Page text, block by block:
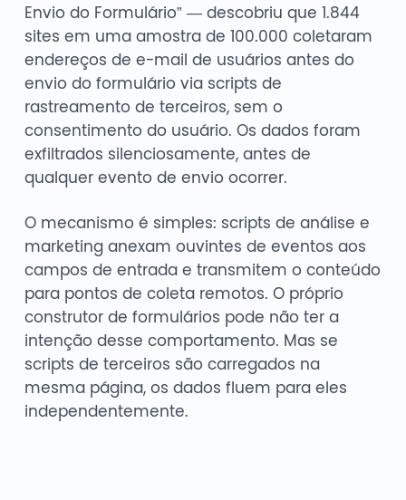
Envio do Formulário” — descobriu que 1.844
sites em uma amostra de 100.000 coletaram
endereços de e-mail de usuários antes do
envio do formulário via scripts de
rastreamento de terceiros, sem o
consentimento do usuário. Os dados foram
exfiltrados silenciosamente, antes de
qualquer evento de envio ocorrer.
O mecanismo é simples: scripts de análise e
marketing anexam ouvintes de eventos aos
campos de entrada e transmitem o conteúdo
para pontos de coleta remotos. O próprio
construtor de formulários pode não ter a
intenção desse comportamento. Mas se
scripts de terceiros são carregados na
mesma página, os dados fluem para eles
independentemente.